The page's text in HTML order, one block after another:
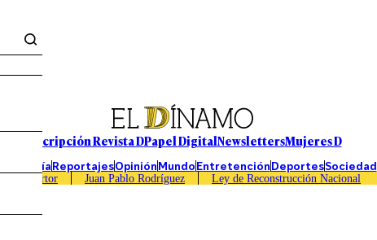
Suscripción Revista DPapel DigitalNewslettersMujeres D
EconomíaReportajesOpiniónMundoEntretenciónDeportesSociedad
Caso Sartor Juan Pablo Rodríguez Ley de Reconstrucción Nacional